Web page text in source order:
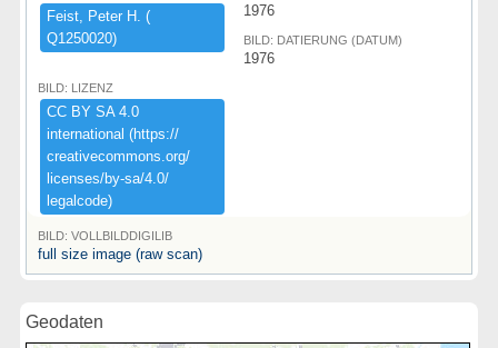
Feist,​ ​Peter ​H.​ ​(​
Q1250020)​
1976
BILD: DATIERUNG (DATUM)
1976
BILD: LIZENZ
CC ​BY ​SA ​4.​0 ​
international ​(​https:​/​/​
creativecommons.​org/​
licenses/​by-​sa/​4.​0/​
legalcode)​
BILD: VOLLBILDDIGILIB
full size image (raw scan)
Geodaten